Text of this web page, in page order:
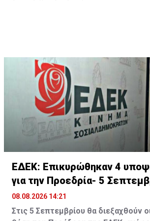
ΕΔΕΚ: Επικυρώθηκαν 4
για την Προεδρία- 5
εκλογές
08.08.2026 14:21
Στις 5 Σεπτεμβρίου θα διεξαχθούν